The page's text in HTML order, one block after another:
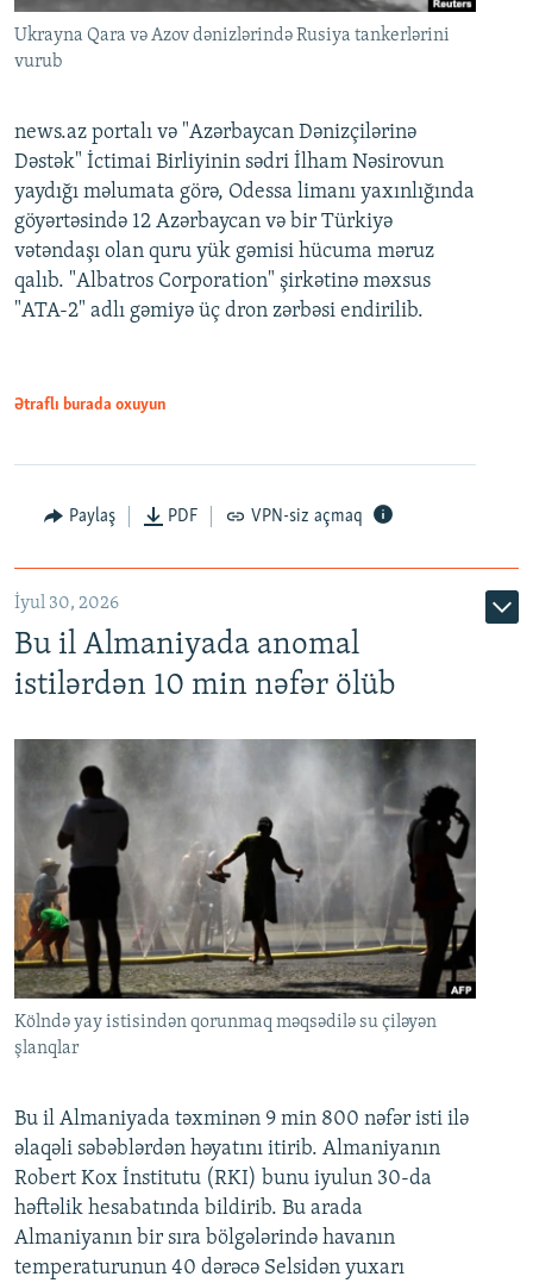
Ukrayna Qara və Azov dənizlərində Rusiya tankerlərini
vurub
news.az portalı və "Azərbaycan Dənizçilərinə
Dəstək" İctimai Birliyinin sədri İlham Nəsirovun
yaydığı məlumata görə, Odessa limanı yaxınlığında
göyərtəsində 12 Azərbaycan və bir Türkiyə
vətəndaşı olan quru yük gəmisi hücuma məruz
qalıb. "Albatros Corporation" şirkətinə məxsus
"ATA-2" adlı gəmiyə üç dron zərbəsi endirilib.
Ətraflı burada oxuyun
Paylaş PDF VPN-siz açmaq
İyul 30, 2026
Bu il Almaniyada anomal
istilərdən 10 min nəfər ölüb
Kölndə yay istisindən qorunmaq məqsədilə su çiləyən
şlanqlar
Bu il Almaniyada təxminən 9 min 800 nəfər isti ilə
əlaqəli səbəblərdən həyatını itirib. Almaniyanın
Robert Kox İnstitutu (RKI) bunu iyulun 30-da
həftəlik hesabatında bildirib. Bu arada
Almaniyanın bir sıra bölgələrində havanın
temperaturunun 40 dərəcə Selsidən yuxarı